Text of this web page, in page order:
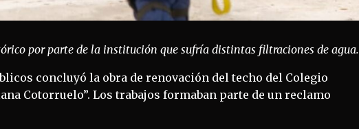
por parte de la institución que sufría distintas filtraciones de agua.
concluyó la obra de renovación del techo del Colegio
Cotorruelo”. Los trabajos formaban parte de un reclamo